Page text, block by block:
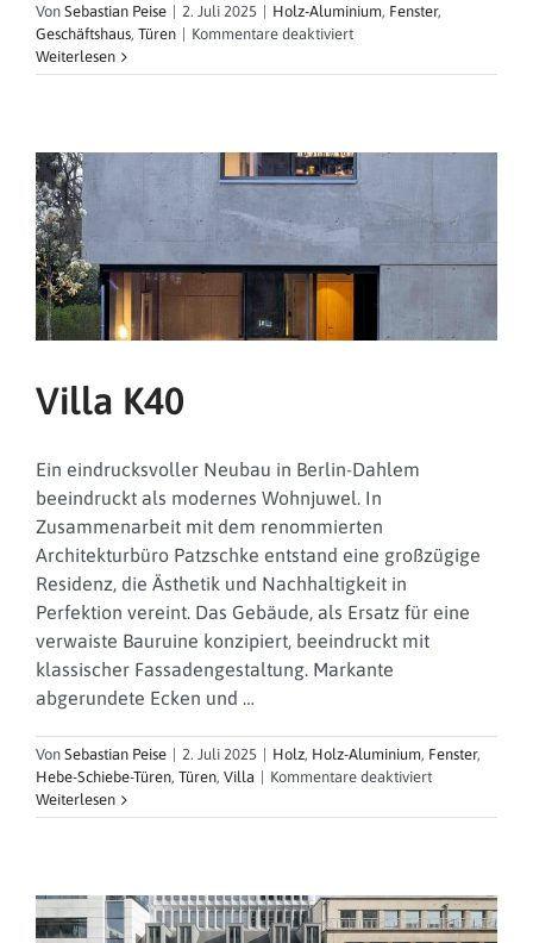
Von Sebastian Peise 2. Juli 2025 Holz-Aluminium, Fenster,
Geschäftshaus, Türen Kommentare deaktiviertfür
(Publix)
Weiterlesen
Villa K40
Ein eindrucksvoller Neubau in Berlin-Dahlem
beeindruckt als modernes Wohnjuwel. In
Zusammenarbeit mit dem renommierten
Architekturbüro Patzschke entstand eine großzügige
Residenz, die Ästhetik und Nachhaltigkeit in
Perfektion vereint. Das Gebäude, als Ersatz für eine
verwaiste Bauruine konzipiert, beeindruckt mit
klassischer Fassadengestaltung. Markante
abgerundete Ecken und …
Von Sebastian Peise 2. Juli 2025 Holz, Holz-Aluminium, Fenster,
Hebe-Schiebe-Türen, Türen, Villa Kommentare deaktiviertfür
K40
Weiterlesen